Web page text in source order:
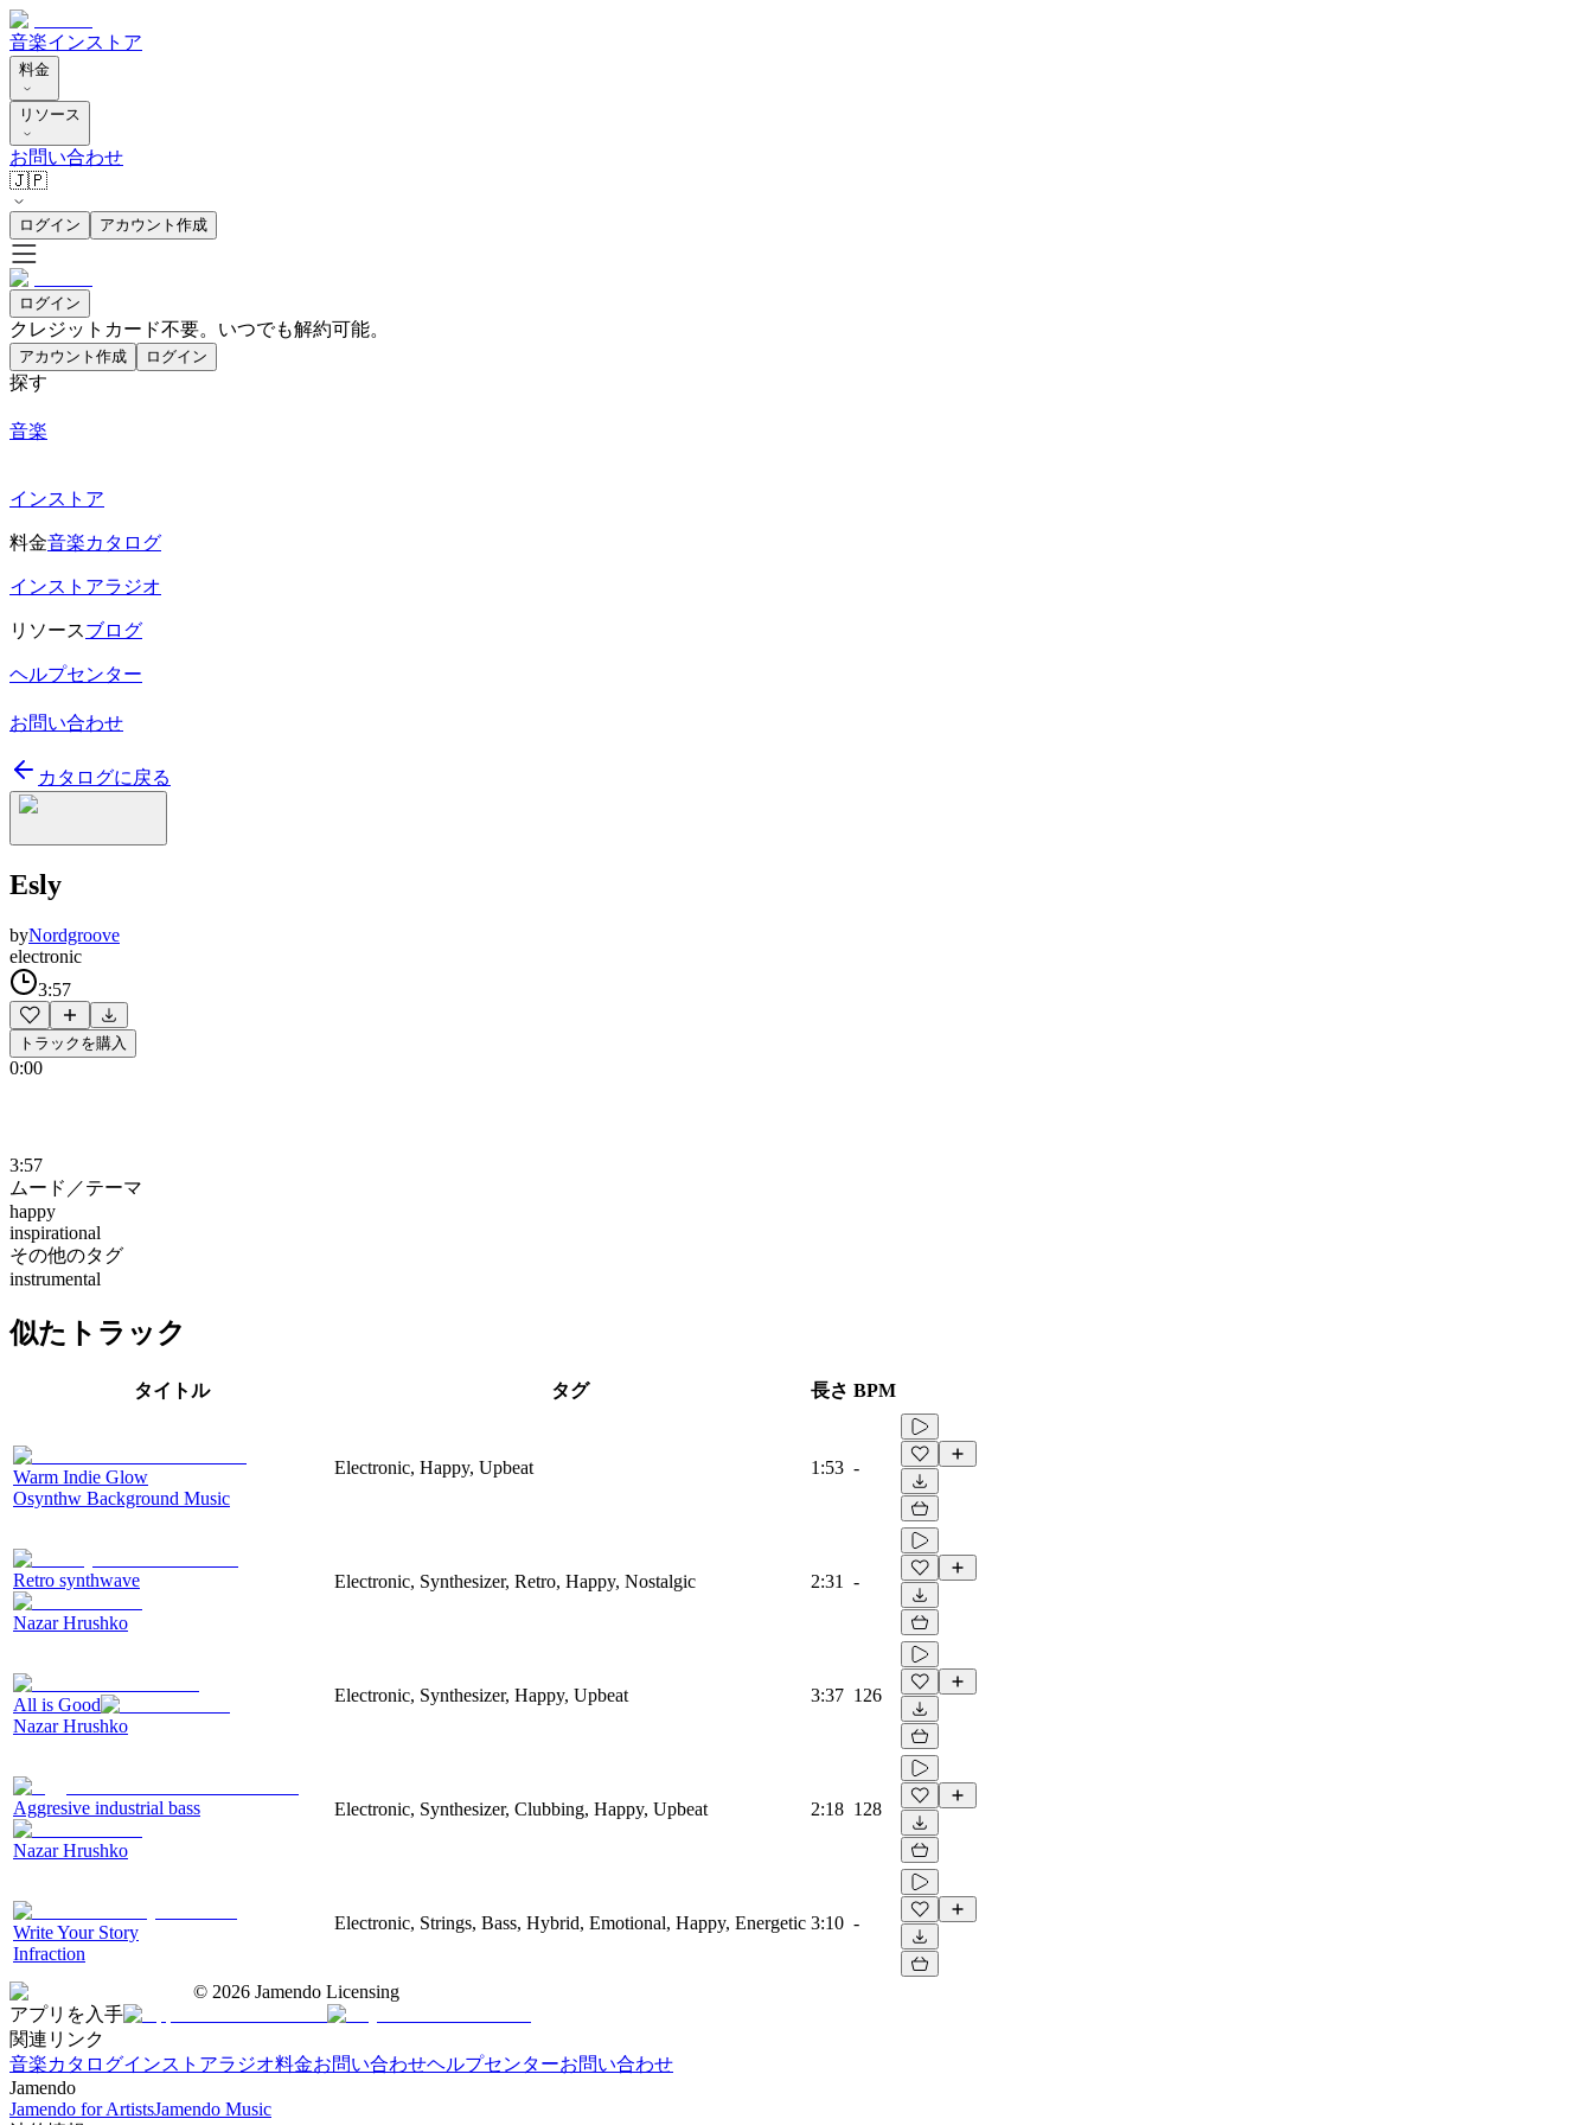
音楽インストア
料金
リソース
お問い合わせ
🇯🇵
ログイン アカウント作成
ログイン
クレジットカード不要。いつでも解約可能。
アカウント作成 ログイン
探す
音楽
インストア
料金音楽カタログ
インストアラジオ
リソースブログ
ヘルプセンター
お問い合わせ
カタログに戻る
Esly
byNordgroove
electronic
3:57
トラックを購入
0:00
3:57
ムード／テーマ
happy
inspirational
その他のタグ
instrumental
似たトラック
タイトル タグ 長さ BPM
Warm Indie Glow
Osynthw Background Music
Electronic, Happy, Upbeat 1:53 -
Retro synthwave
Nazar Hrushko
Electronic, Synthesizer, Retro, Happy, Nostalgic 2:31 -
All is Good
Nazar Hrushko
Electronic, Synthesizer, Happy, Upbeat 3:37 126
Aggresive industrial bass
Nazar Hrushko
Electronic, Synthesizer, Clubbing, Happy, Upbeat 2:18 128
Write Your Story
Infraction
Electronic, Strings, Bass, Hybrid, Emotional, Happy, Energetic 3:10 -
© 2026 Jamendo Licensing
アプリを入手
関連リンク
音楽カタログインストアラジオ料金お問い合わせヘルプセンターお問い合わせ
Jamendo
Jamendo for ArtistsJamendo Music